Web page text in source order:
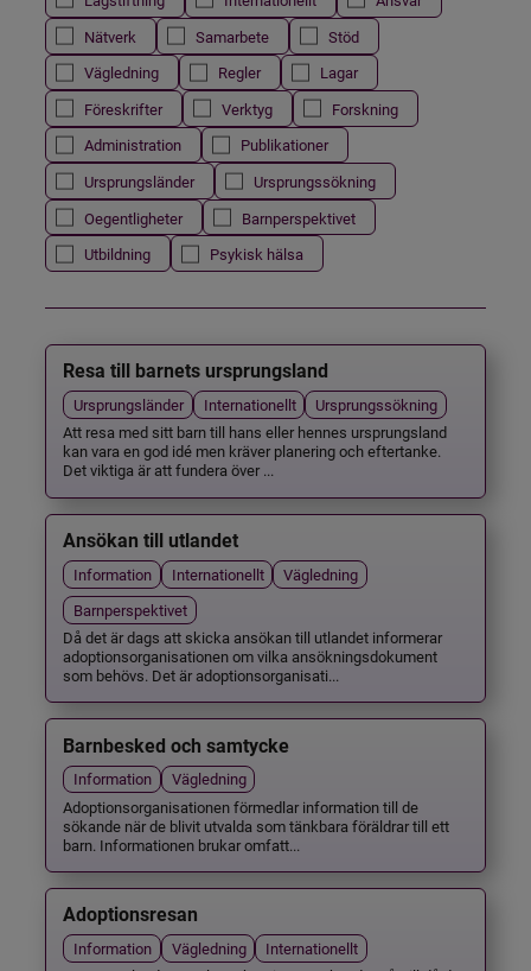
Nätverk
Samarbete
Stöd
Vägledning
Regler
Lagar
Föreskrifter
Verktyg
Forskning
Administration
Publikationer
Ursprungsländer
Ursprungssökning
Oegentligheter
Barnperspektivet
Utbildning
Psykisk hälsa
Resa till barnets ursprungsland
Ursprungsländer Internationellt
Ursprungssökning
Att resa med sitt barn till hans eller hennes ursprungsland
kan vara en god idé men kräver planering och eftertanke.
Det viktiga är att fundera över ...
Ansökan till utlandet
Information Internationellt
Vägledning
Barnperspektivet
Då det är dags att skicka ansökan till utlandet informerar
adoptionsorganisationen om vilka ansökningsdokument
som behövs. Det är adoptionsorganisati...
Barnbesked och samtycke
Information
Vägledning
Adoptionsorganisationen förmedlar information till de
sökande när de blivit utvalda som tänkbara föräldrar till ett
barn. Informationen brukar omfatt...
Adoptionsresan
Information Vägledning
Internationellt